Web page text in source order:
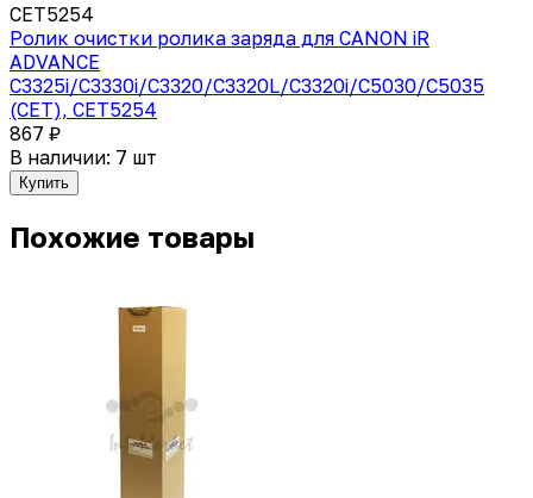
CET5254
Ролик очистки ролика заряда для CANON iR
ADVANCE
C3325i/C3330i/C3320/C3320L/C3320i/C5030/C5035
(CET), CET5254
867 ₽
В наличии: 7 шт
Купить
Похожие товары